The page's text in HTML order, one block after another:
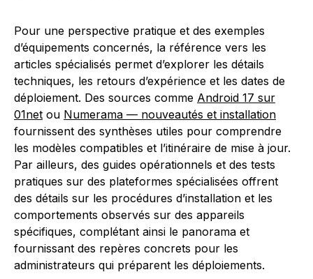
Pour une perspective pratique et des exemples
d’équipements concernés, la référence vers les
articles spécialisés permet d’explorer les détails
techniques, les retours d’expérience et les dates de
déploiement. Des sources comme Android 17 sur
01net ou Numerama — nouveautés et installation
fournissent des synthèses utiles pour comprendre
les modèles compatibles et l’itinéraire de mise à jour.
Par ailleurs, des guides opérationnels et des tests
pratiques sur des plateformes spécialisées offrent
des détails sur les procédures d’installation et les
comportements observés sur des appareils
spécifiques, complétant ainsi le panorama et
fournissant des repères concrets pour les
administrateurs qui préparent les déploiements.